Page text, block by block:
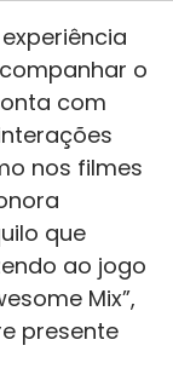
o
com
nos filmes
que
ao jogo
Mix”,
presente